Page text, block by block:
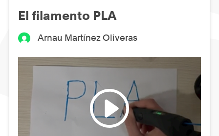
El filamento PLA
Arnau Martínez Oliveras